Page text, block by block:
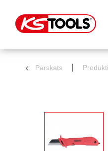
Pārskats Produkti